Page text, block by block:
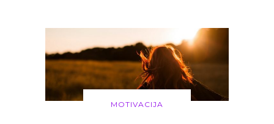
MOTIVACIJA